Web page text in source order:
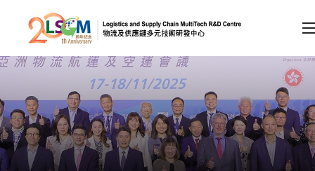
跳到內容（按回車鍵）
會員登入
A A EN 繁 简